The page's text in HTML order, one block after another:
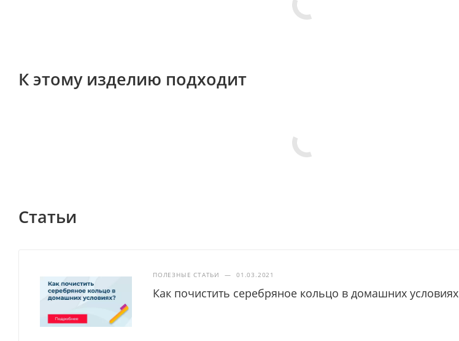
К этому изделию подходит
Статьи
ПОЛЕЗНЫЕ СТАТЬИ — 01.03.2021
Как почистить серебряное кольцо в домашних условиях